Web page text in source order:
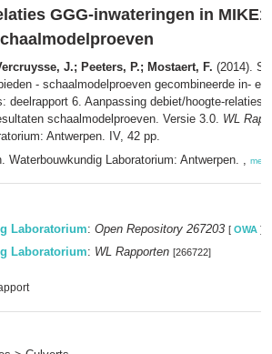
GGG-inwateringen in
J.; Peeters, P.; Mostaert, F. (2014).
- schaalmodelproeven gecombineerde in- en
deelrapport 6. Aanpassing debiet/hoogte-relaties
schaalmodelproeven. Versie 3.0. WL
Antwerpen. IV, 42 pp.
Waterbouwkundig Laboratorium: Antwerpen. , meer
Laboratorium: Open Repository 267203 [ OWA ]
Laboratorium: WL Rapporten [266722]